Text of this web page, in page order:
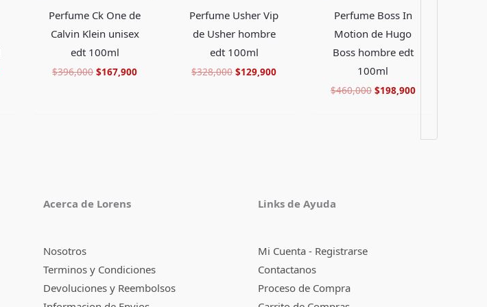
Perfume Ck One de
Calvin Klein unisex
edt 100ml
$396,000 $167,900
Perfume Usher Vip
de Usher hombre
edt 100ml
$328,000 $129,900
Perfume Boss In
Motion de Hugo
Boss hombre edt
100ml
$460,000 $198,900
Acerca de Lorens
Nosotros
Terminos y Condiciones
Devoluciones y Reembolsos
Links de Ayuda
Mi Cuenta - Registrarse
Contactanos
Proceso de Compra